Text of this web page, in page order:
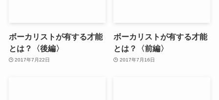
ボーカリストが有する才能
とは？〈後編〉
2017年7月22日
ボーカリストが有する才能
とは？〈前編〉
2017年7月16日